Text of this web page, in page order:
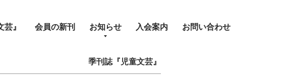
芸』 会員の新刊 お知らせ 入会案内 お問い合わせ
季刊誌『児童文芸』